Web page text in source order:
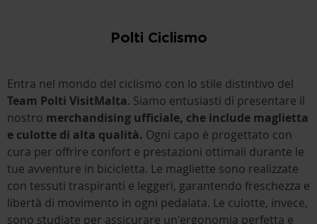
Polti Ciclismo
Entra nel mondo del ciclismo con lo stile distintivo del
Team Polti VisitMalta. Siamo entusiasti di presentare il
nostro merchandising ufficiale, che include maglietta
e culotte di alta qualità. Ogni capo è progettato con
cura per offrire confort e prestazioni ottimali durante le
tue avventure in bicicletta. Le magliette sono realizzate
con tessuti traspiranti e leggeri, garantendo freschezza e
libertà di movimento in ogni pedalata. Le culotte, invece,
sono studiate per assicurare un'ergonomia perfetta e